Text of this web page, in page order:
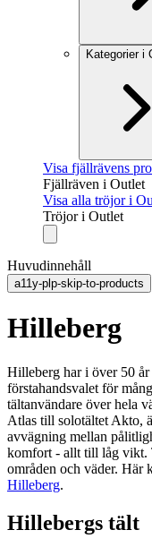
Kategorier i
Visa fjällrävens
Fjällräven i Outlet
Visa alla tröjor i
Tröjor i Outlet
Huvudinnehåll
a11y-plp-skip-to-products
Hilleberg
Hilleberg har i över 50
förstahandsvalet för
tältanvändare över hela
Atlas till solotältet Akto,
avvägning mellan
komfort - allt till låg vikt.
områden och väder. Här
Hilleberg.
Hillebergs tält